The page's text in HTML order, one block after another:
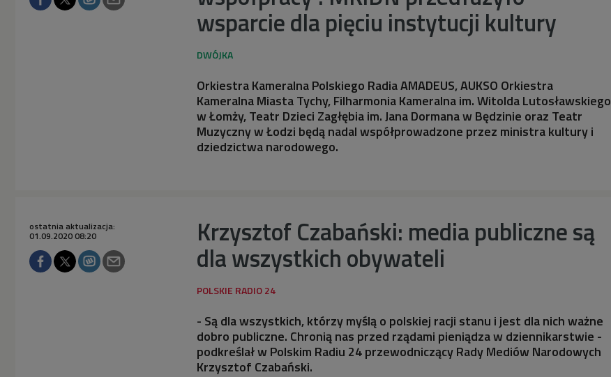
wsparcie dla pięciu instytucji kultury
Orkiestra Kameralna Polskiego Radia AMADEUS, AUKSO Orkiestra
Kameralna Miasta Tychy, Filharmonia Kameralna im. Witolda Lutosławskiego
w Łomży, Teatr Dzieci Zagłębia im. Jana Dormana w Będzinie oraz Teatr
Muzyczny w Łodzi będą nadal współprowadzone przez ministra kultury i
dziedzictwa narodowego.
Krzysztof Czabański: media publiczne są
dla wszystkich obywateli
ostatnia aktualizacja:
01.09.2020 08:20
- Są dla wszystkich, którzy myślą o polskiej racji stanu i jest dla nich ważne
dobro publiczne. Chronią nas przed rządami pieniądza w dziennikarstwie -
podkreślał w Polskim Radiu 24 przewodniczący Rady Mediów Narodowych
Krzysztof Czabański.